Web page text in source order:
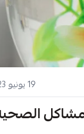
19 يونيو 2023